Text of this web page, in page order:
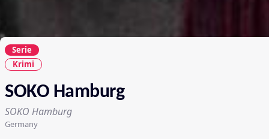
Serie
Krimi
SOKO Hamburg
SOKO Hamburg
Germany